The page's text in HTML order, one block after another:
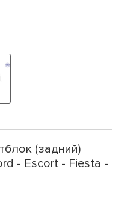
(задний)
- Escort - Fiesta -